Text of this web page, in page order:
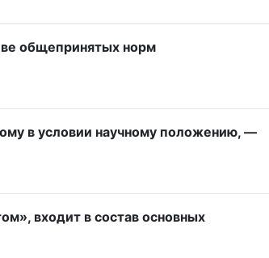
общепринятых норм
в условии научному положению, —
входит в состав основных